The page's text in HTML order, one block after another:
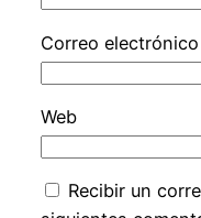
Correo electrónico
Web
Recibir un